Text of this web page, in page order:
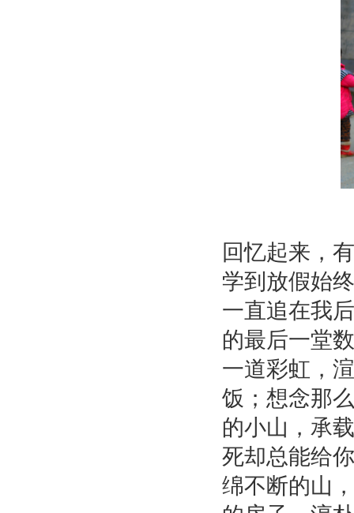
回忆起来，
学到放假始
一直追在我
的最后一堂
一道彩虹，
饭；想念那
的小山，承
死却总能给
绵不断的山